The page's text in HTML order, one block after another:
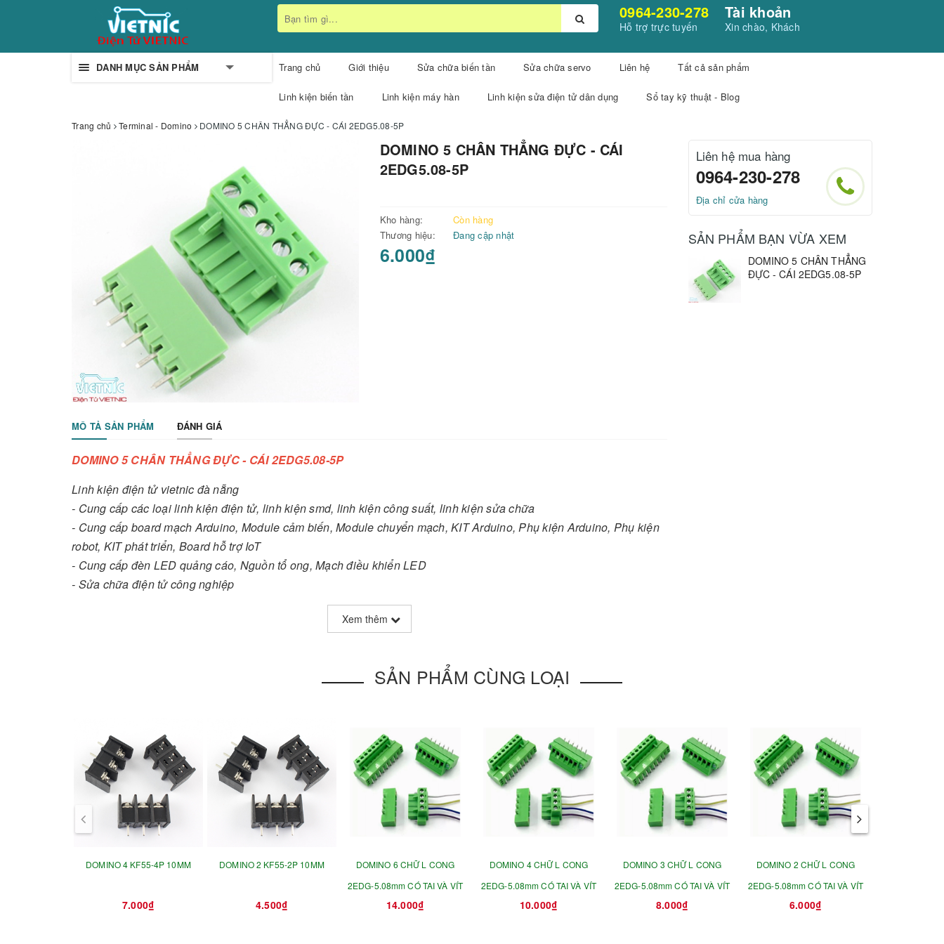
0964-230-278
Hỗ trợ trực tuyến
Tài khoản
Xin chào, Khách
DANH MỤC SẢN PHẨM Trang chủ Giới thiệu Sửa chữa biến tần Sửa chữa servo Liên hệ Tất cả sản phẩm
Linh kiện biến tần Linh kiện máy hàn Linh kiện sửa điện tử dân dụng Sổ tay kỹ thuật - Blog
Trang chủ Terminal - Domino DOMINO 5 CHÂN THẲNG ĐỰC - CÁI 2EDG5.08-5P
DOMINO 5 CHÂN THẲNG ĐỰC - CÁI
2EDG5.08-5P
Kho hàng:
Còn hàng
Thương hiệu:
Đang cập nhật
6.000₫
MÔ TẢ SẢN PHẨM ĐÁNH GIÁ
DOMINO 5 CHÂN THẲNG ĐỰC - CÁI 2EDG5.08-5P
Linh kiện điện tử vietnic đà nẵng
- Cung cấp các loại linh kiện điện tử, linh kiện smd, linh kiện công suất, linh kiện sửa chữa
- Cung cấp board mạch Arduino, Module cảm biến, Module chuyển mạch, KIT Arduino, Phụ kiện Arduino, Phụ kiện
robot, KIT phát triển, Board hỗ trợ IoT
- Cung cấp đèn LED quảng cáo, Nguồn tổ ong, Mạch điều khiển LED
- Sửa chữa điện tử công nghiệp
Xem thêm
Liên hệ mua hàng
0964-230-278
Địa chỉ cửa hàng
SẢN PHẨM BẠN VỪA XEM
DOMINO 5 CHÂN THẲNG
ĐỰC - CÁI 2EDG5.08-5P
SẢN PHẨM CÙNG LOẠI
DOMINO 4 KF55-4P 10MM
7.000₫
DOMINO 2 KF55-2P 10MM
4.500₫
DOMINO 6 CHỮ L CONG
2EDG-5.08mm CÓ TAI VÀ VÍT
14.000₫
DOMINO 4 CHỮ L CONG
2EDG-5.08mm CÓ TAI VÀ VÍT
10.000₫
DOMINO 3 CHỮ L CONG
2EDG-5.08mm CÓ TAI VÀ VÍT
8.000₫
DOMINO 2 CHỮ L CONG
2EDG-5.08mm CÓ TAI VÀ VÍT
6.000₫
prev